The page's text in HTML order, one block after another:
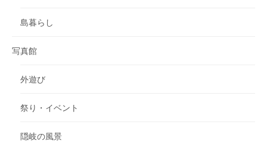
島暮らし
写真館
外遊び
祭り・イベント
隠岐の風景